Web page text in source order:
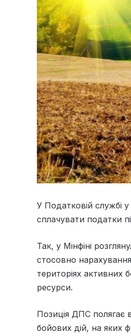
У Податковій службі
сплачувати податки
Так, у Мінфіні
стосовно
територіях активних
ресурси.
Позиція ДПС полягає
бойових дій, на яких